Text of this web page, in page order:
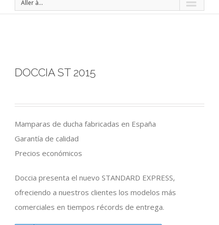
Aller à...
DOCCIA ST 2015
Mamparas de ducha fabricadas en España
Garantía de calidad
Precios económicos
Doccia presenta el nuevo STANDARD EXPRESS,
ofreciendo a nuestros clientes los modelos más
comerciales en tiempos récords de entrega.